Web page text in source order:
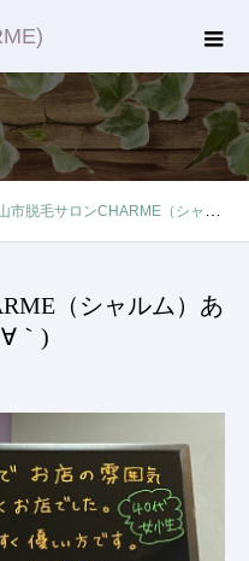
脱毛サロンCHARME（シャルム）ありがとうございます( ´∀｀)
（シャルム）あ
｀)